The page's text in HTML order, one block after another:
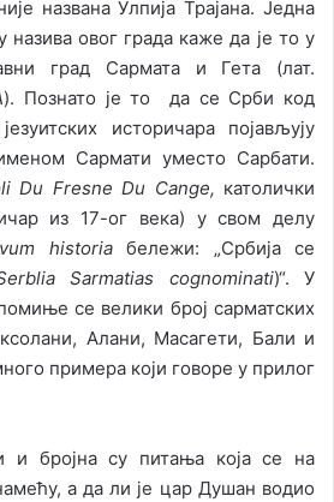
названа Улпија Трајана. Једна
назива овог града каже да је то у
град Сармата и Гета (лат.
). Познато је то да се Срби код
историчара појављују
Сармати уместо Сарбати.
Du Fresne Du Cange, католички
из 17-ог века) у свом делу
historiaбележи: „Србија се
Sarmatias cognominati)“. У
се велики број сарматских
Алани, Масагети, Бали и
примера који говоре у прилог
и бројна су питања која се на
а да ли је цар Душан водио